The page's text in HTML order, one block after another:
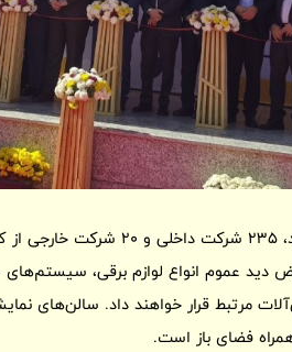
: در این رویداد، 235 شرکت
دید عموم انواع لوازم برقی،